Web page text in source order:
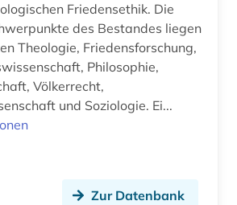
Friedensethik. Die
des Bestandes liegen
Theologie, Friedensforschung,
Philosophie,
Völkerrecht,
Geschichtswissenschaft und Soziologie. Ei...
Zur Datenbank